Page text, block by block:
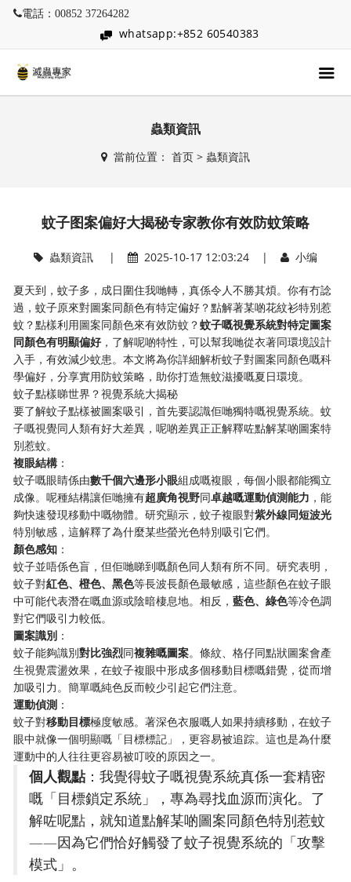
電話：00852 37264282
whatsapp:+852 60540383
蟲類資訊
當前位置： 首页> 蟲類資訊
蚊子图案偏好大揭秘专家教你有效防蚊策略
蟲類資訊| 2025-10-17 12:03:24 | 小编
夏天到，蚊子多，成日圍住我哋轉，真係令人不勝其煩。你有冇諗
過，蚊子原來對圖案同顏色有特定偏好？點解著某啲花紋衫特別惹
蚊？點樣利用圖案同顏色來有效防蚊？​​蚊子嘅視覺系統對特定圖案
同顏色有明顯偏好​ ​，了解呢啲特性，可以幫我哋從衣著同環境設計
入手，有效減少蚊患。本文將為你詳細解析蚊子對圖案同顏色嘅科
學偏好，分享實用防蚊策略，助你打造無蚊滋擾嘅夏日環境。
蚊子點樣睇世界？視覺系統大揭秘
要了解蚊子點樣被圖案吸引，首先要認識佢哋獨特嘅視覺系統。蚊
子嘅視覺同人類有好大差異，呢啲差異正正解釋咗點解某啲圖案特
別惹蚊。
​複眼結構​​：
蚊子嘅眼睛係由​​數千個六邊形小眼​​組成嘅複眼，每個小眼都能獨立
成像。呢種結構讓佢哋擁有​​超廣角視野​​同​​卓越嘅運動偵測能力​ ​，能
夠快速發現移動中嘅物體。研究顯示，蚊子複眼對​​紫外線同短波光​
特別敏感，這解釋了為什麼某些螢光色特別吸引它們。
​顏色感知​ ​：
蚊子並唔係色盲，但佢哋睇到嘅顏色同人類有所不同。研究表明，
蚊子對​​紅色、橙色、黑色​​等長波長顏色最敏感，這些顏色在蚊子眼
中可能代表潛在嘅血源或陰暗棲息地。相反，​​藍色、綠色​​等冷色調
對它們吸引力較低。
​圖案識別​ ​：
蚊子能夠識別​​對比強烈​​同​​複雜嘅圖案​​。條紋、格仔同點狀圖案會產
生視覺震盪效果，在蚊子複眼中形成多個移動目標嘅錯覺，從而增
加吸引力。簡單嘅純色反而較少引起它們注意。
​運動偵測​ ​：
蚊子對​​移動目標​​極度敏感。著深色衣服嘅人如果持續移動，在蚊子
眼中就像一個明顯嘅「目標標記」，更容易被追踪。這也是為什麼
運動中的人往往更容易被叮咬的原因之一。
​個人觀點​ ​：我覺得蚊子嘅視覺系統真係一套精密
嘅「目標鎖定系統」，專為尋找血源而演化。了
解咗呢點，就知道點解某啲圖案同顏色特別惹蚊
——因為它們恰好觸發了蚊子視覺系統的「攻擊
模式」。